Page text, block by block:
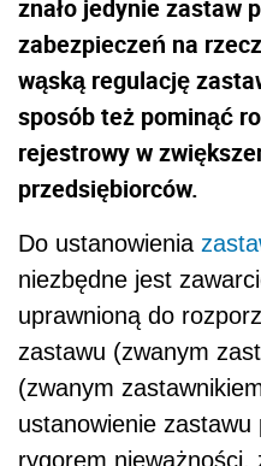
znało jedynie zastaw
zabezpieczeń na
wąską regulację
sposób też pominąć
rejestrowy w
przedsiębiorców.
Do ustanowienia
niezbędne jest
uprawnioną do
zastawu (zwanym
(zwanym
ustanowienie zastawu
rygorem nieważności,